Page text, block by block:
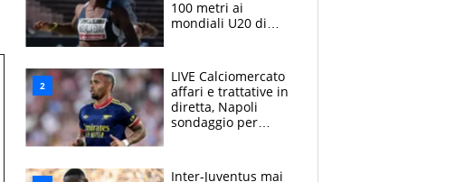
100 metri ai
mondiali U20 di
con una gran finale"
LIVE Calciomercato
affari e trattative in
diretta, Napoli
sondaggio per
accende l'Atalanta
Inter-Juventus mai